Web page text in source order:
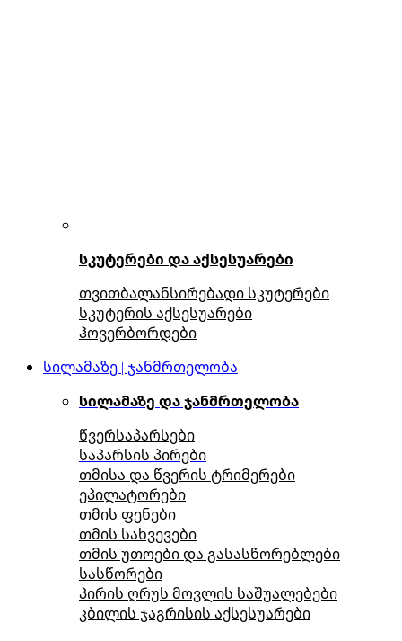
სკუტერები და აქსესუარები
თვითბალანსირებადი სკუტერები
სკუტერის აქსესუარები
ჰოვერბორდები
სილამაზე | ჯანმრთელობა
სილამაზე და ჯანმრთელობა
წვერსაპარსები
საპარსის პირები
თმისა და წვერის ტრიმერები
ეპილატორები
თმის ფენები
თმის სახვევები
თმის უთოები და გასასწორებლები
სასწორები
პირის ღრუს მოვლის საშუალებები
კბილის ჯაგრისის აქსესუარები